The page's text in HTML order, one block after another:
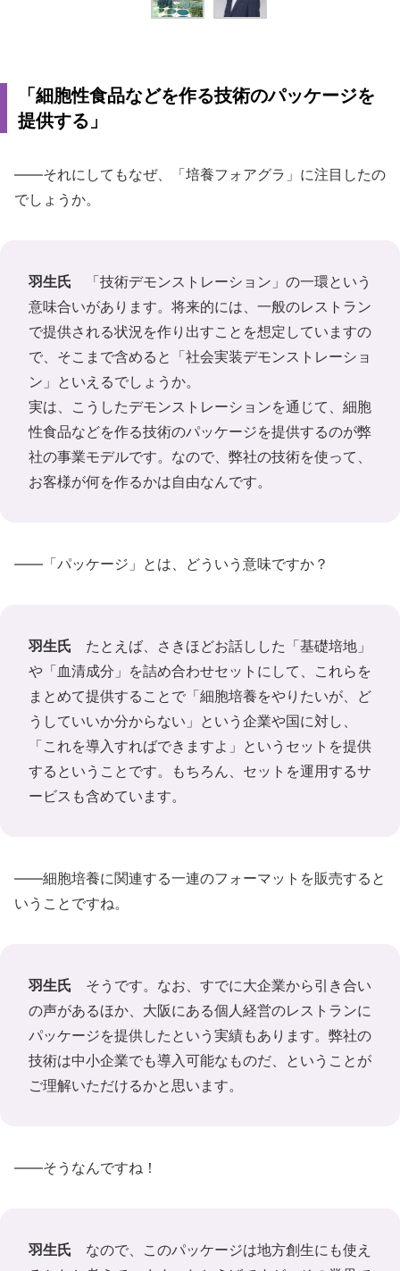
「細胞性食品などを作る技術のパッケージを
提供する」
――それにしてもなぜ、「培養フォアグラ」に注目したの
でしょうか。
羽生氏 「技術デモンストレーション」の一環という
意味合いがあります。将来的には、一般のレストラン
で提供される状況を作り出すことを想定していますの
で、そこまで含めると「社会実装デモンストレーショ
ン」といえるでしょうか。
実は、こうしたデモンストレーションを通じて、細胞
性食品などを作る技術のパッケージを提供するのが弊
社の事業モデルです。なので、弊社の技術を使って、
お客様が何を作るかは自由なんです。
――「パッケージ」とは、どういう意味ですか？
羽生氏 たとえば、さきほどお話しした「基礎培地」
や「血清成分」を詰め合わせセットにして、これらを
まとめて提供することで「細胞培養をやりたいが、ど
うしていいか分からない」という企業や国に対し、
「これを導入すればできますよ」というセットを提供
するということです。もちろん、セットを運用するサ
ービスも含めています。
――細胞培養に関連する一連のフォーマットを販売すると
いうことですね。
羽生氏 そうです。なお、すでに大企業から引き合い
の声があるほか、大阪にある個人経営のレストランに
パッケージを提供したという実績もあります。弊社の
技術は中小企業でも導入可能なものだ、ということが
ご理解いただけるかと思います。
――そうなんですね！
羽生氏 なので、このパッケージは地方創生にも使え